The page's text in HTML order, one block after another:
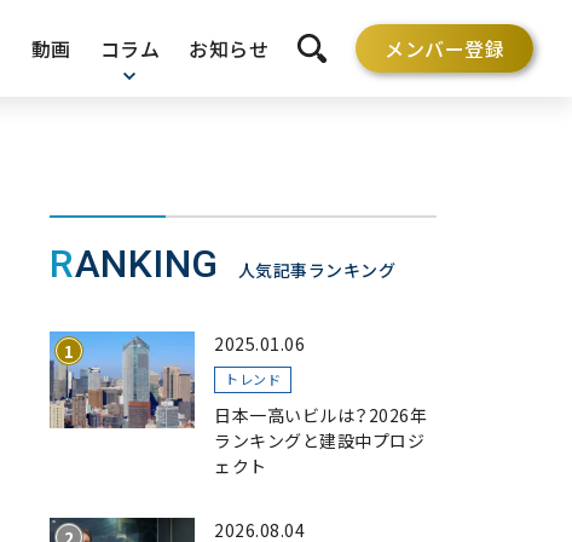
動画 コラム お知らせ 検索を開く メンバー登録
RANKING 人気記事ランキング
2025.01.06
トレンド
日本一高いビルは？2026年
ランキングと建設中プロジ
ェクト
2026.08.04